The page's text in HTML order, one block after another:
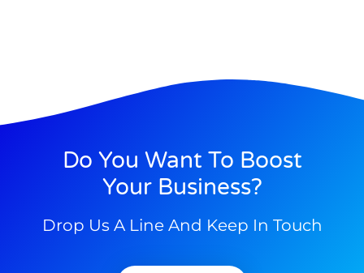
Do You Want To Boost
Your Business?
Drop Us A Line And Keep In Touch